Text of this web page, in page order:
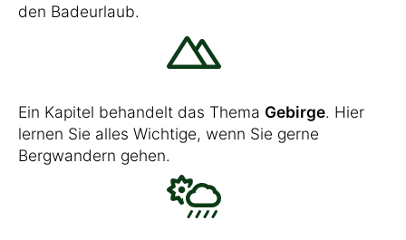
den Badeurlaub.
Ein Kapitel behandelt das Thema Gebirge. Hier
lernen Sie alles Wichtige, wenn Sie gerne
Bergwandern gehen.